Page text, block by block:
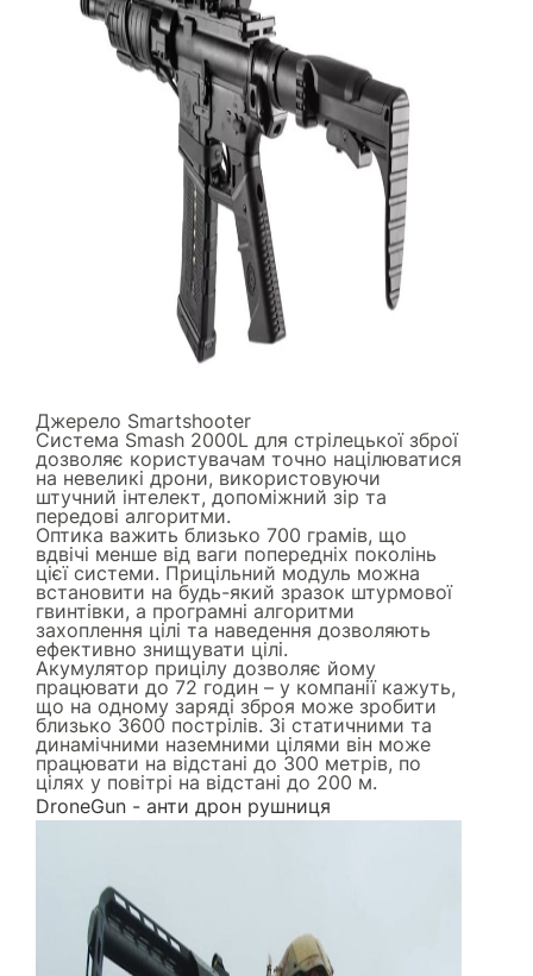
Джерело Smartshooter
Система Smash 2000L для стрілецької зброї
дозволяє користувачам точно націлюватися
на невеликі дрони, використовуючи
штучний інтелект, допоміжний зір та
передові алгоритми.
Оптика важить близько 700 грамів, що
вдвічі менше від ваги попередніх поколінь
цієї системи. Прицільний модуль можна
встановити на будь-який зразок штурмової
гвинтівки, а програмні алгоритми
захоплення цілі та наведення дозволяють
ефективно знищувати цілі.
Акумулятор прицілу дозволяє йому
працювати до 72 годин – у компанії кажуть,
що на одному заряді зброя може зробити
близько 3600 пострілів. Зі статичними та
динамічними наземними цілями він може
працювати на відстані до 300 метрів, по
цілях у повітрі на відстані до 200 м.
DroneGun - анти дрон рушниця